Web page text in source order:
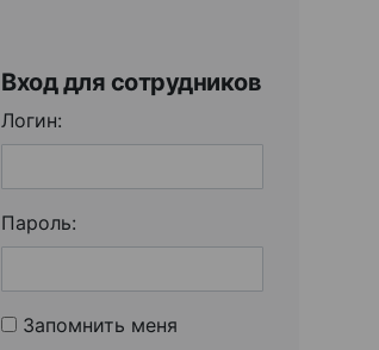
Вход для сотрудников
Логин:
Пароль:
Запомнить меня